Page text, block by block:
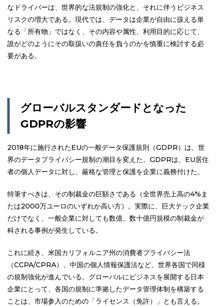
なドライバーは、世界的な法規制の強化と、それに伴うビジネス
リスクの増大である。現代では、データは企業が自由に扱える単
なる「所有物」ではなく、その内容や属性、利用目的に応じて、
誰がどのようにその取扱いの責任を負うのかを慎重に検討する必
要がある。
グローバルスタンダードとなった
GDPRの影響
2018年に施行されたEUの一般データ保護規則（GDPR）は、世
界のデータプライバシー規制の潮目を変えた。GDPRは、EU居住
者の個人データに対し、厳格な管理と保護を企業に義務付けた。
特筆すべきは、その制裁金の巨額さである（全世界売上高の4%ま
たは2000万ユーロのいずれか高い方）。実際に、巨大テック企業
だけでなく、一般企業に対しても数億、数十億円規模の制裁金が
科される事例が発生している。
これに続き、米国カリフォルニア州の消費者プライバシー法
（CCPA/CPRA）、中国の個人情報保護法など、世界各国で同様
の規制強化が進んでいる。グローバルにビジネスを展開する日本
企業にとって、各国の規制に準拠したデータ管理体制を構築する
ことは、市場参入のための「ライセンス（免許）」とも言える。